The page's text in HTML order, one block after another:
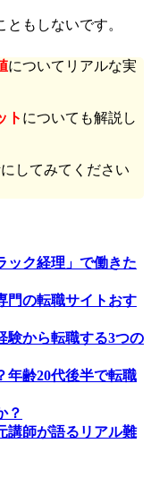
もしないです。
についてリアルな実
ト についても解説し
してみてください
ック経理」で働きた
門の転職サイトおす
験から転職する3つの
年齢20代後半で転職
？
講師が語るリアル難